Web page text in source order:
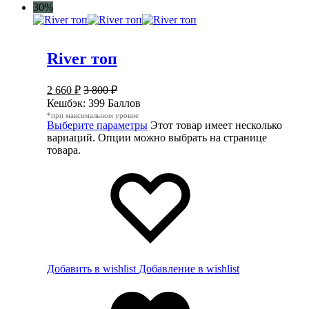
30%
River топ
2 660 ₽ 3 800₽
Кешбэк: 399 Баллов
*при максимальном уровне
Выберите параметры Этот товар имеет несколько
вариаций. Опции можно выбрать на странице
товара.
Добавить в wishlist Добавление в wishlist